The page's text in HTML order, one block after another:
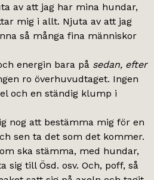
av att jag har mina hundar,
mig i allt. Njuta av att jag
så många fina människor
energin bara på sedan, efter
ro överhuvudtaget. Ingen
och en ständig klump i
nog att bestämma mig för en
sen ta det som det kommer.
ska stämma, med hundar,
sig till Ösd. osv. Och, poff, så